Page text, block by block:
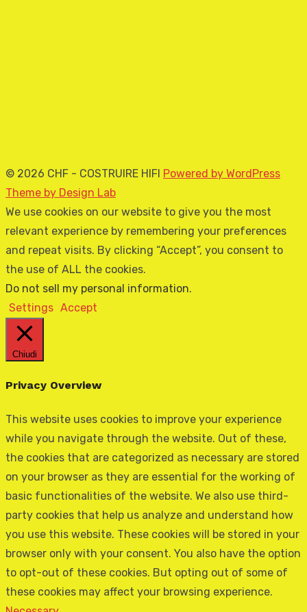
© 2026 CHF - COSTRUIRE HIFI Powered by WordPress
Theme by Design Lab
We use cookies on our website to give you the most
relevant experience by remembering your preferences
and repeat visits. By clicking “Accept”, you consent to
the use of ALL the cookies.
Do not sell my personal information.
Settings Accept
Chiudi
Privacy Overview
This website uses cookies to improve your experience
while you navigate through the website. Out of these,
the cookies that are categorized as necessary are stored
on your browser as they are essential for the working of
basic functionalities of the website. We also use third-
party cookies that help us analyze and understand how
you use this website. These cookies will be stored in your
browser only with your consent. You also have the option
to opt-out of these cookies. But opting out of some of
these cookies may affect your browsing experience.